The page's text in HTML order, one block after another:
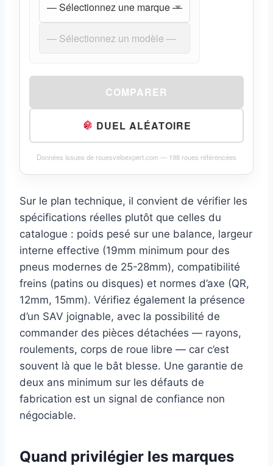
COMPARER
DUEL ALÉATOIRE
Données issues de rouesveloexpert.com — 198 roues référencées
Sur le plan technique, il convient de vérifier les
spécifications réelles plutôt que celles du
catalogue : poids pesé sur une balance, largeur
interne effective (19mm minimum pour des
pneus modernes de 25-28mm), compatibilité
freins (patins ou disques) et normes d’axe (QR,
12mm, 15mm). Vérifiez également la présence
d’un SAV joignable, avec la possibilité de
commander des pièces détachées — rayons,
roulements, corps de roue libre — car c’est
souvent là que le bât blesse. Une garantie de
deux ans minimum sur les défauts de
fabrication est un signal de confiance non
négociable.
Quand privilégier les marques